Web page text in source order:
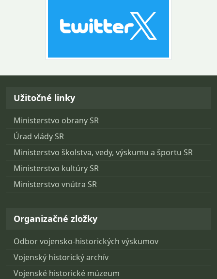
Návrat na začiatok stránky
Užitočné linky
Ministerstvo obrany SR
Úrad vlády SR
Ministerstvo školstva, vedy, výskumu a športu SR
Ministerstvo kultúry SR
Ministerstvo vnútra SR
Organizačné zložky
Odbor vojensko-historických výskumov
Vojenský historický archív
Vojenské historické múzeum